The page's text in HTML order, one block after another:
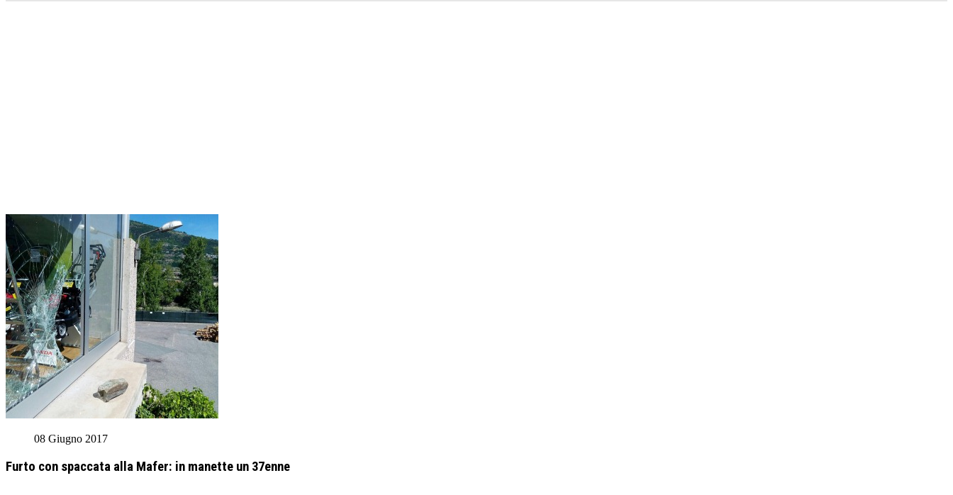
08 Giugno 2017
Furto con spaccata alla Mafer: in manette un 37enne